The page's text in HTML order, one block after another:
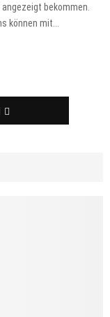
bekommen.
können mit...